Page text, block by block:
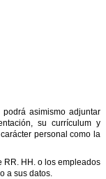
asimismo adjuntar
su currículum y
personal como la
RR. HH. o los empleados
a sus datos.